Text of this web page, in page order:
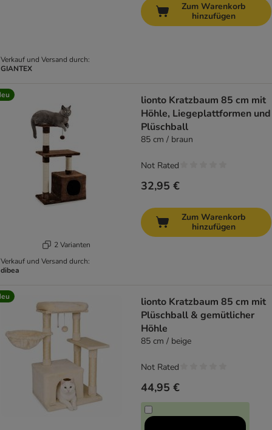
Verkauf und Versand durch:
GIANTEX
Zum Warenkorb
hinzufügen
2 Varianten
Verkauf und Versand durch:
dibea
lionto Kratzbaum 85 cm mit
Höhle, Liegeplattformen und
Plüschball
85 cm / braun
32,95 €
Not Rated
Zum Warenkorb
hinzufügen
lionto Kratzbaum 85 cm mit
Plüschball & gemütlicher
Höhle
85 cm / beige
44,95 €
Not Rated